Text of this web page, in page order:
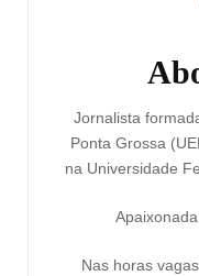
Jornalista
Ponta Grossa
na Universidade
Nas horas